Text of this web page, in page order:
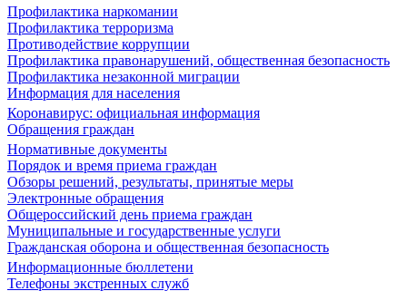
Профилактика наркомании
Профилактика терроризма
Противодействие коррупции
Профилактика правонарушений, общественная безопасность
Профилактика незаконной миграции
Информация для населения
Коронавирус: официальная информация
Обращения граждан
Нормативные документы
Порядок и время приема граждан
Обзоры решений, результаты, принятые меры
Электронные обращения
Общероссийский день приема граждан
Муниципальные и государственные услуги
Гражданская оборона и общественная безопасность
Информационные бюллетени
Телефоны экстренных служб